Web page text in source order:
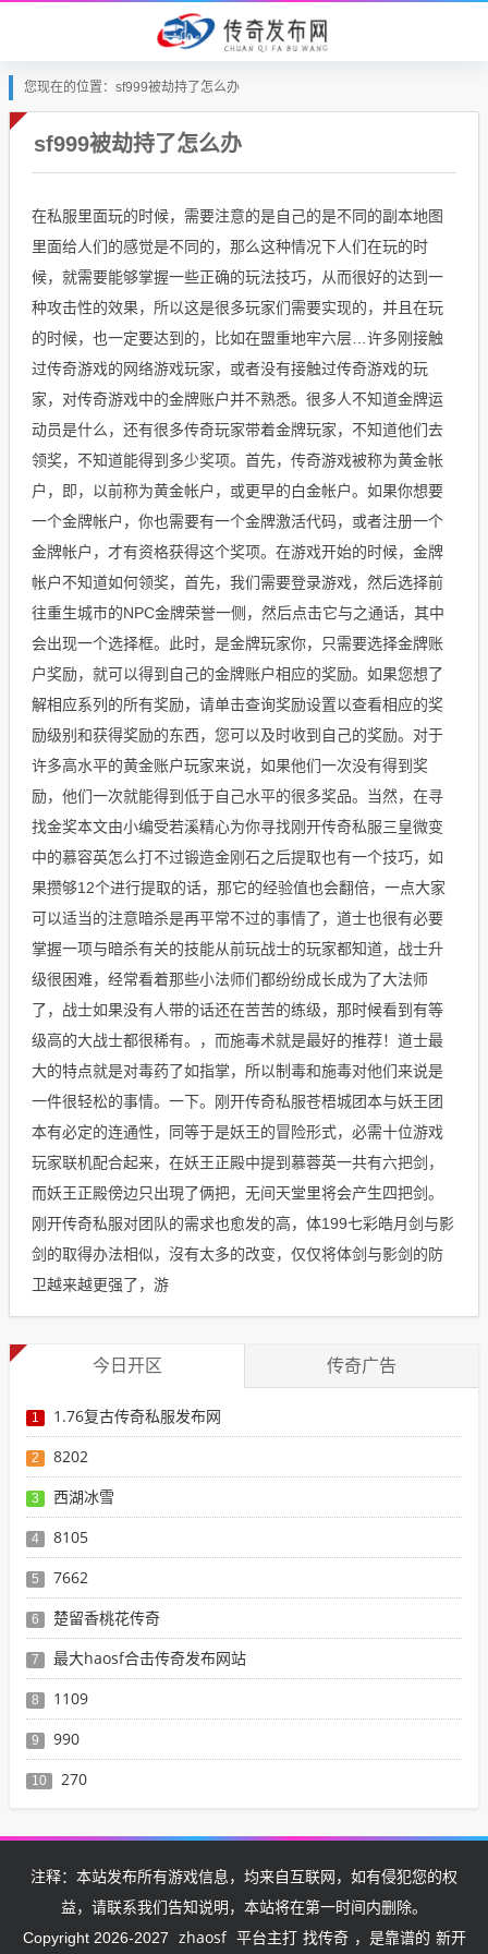
您现在的位置：sf999被劫持了怎么办
sf999被劫持了怎么办
在私服里面玩的时候，需要注意的是自己的是不同的副本地图
里面给人们的感觉是不同的，那么这种情况下人们在玩的时
候，就需要能够掌握一些正确的玩法技巧，从而很好的达到一
种攻击性的效果，所以这是很多玩家们需要实现的，并且在玩
的时候，也一定要达到的，比如在盟重地牢六层…许多刚接触
过传奇游戏的网络游戏玩家，或者没有接触过传奇游戏的玩
家，对传奇游戏中的金牌账户并不熟悉。很多人不知道金牌运
动员是什么，还有很多传奇玩家带着金牌玩家，不知道他们去
领奖，不知道能得到多少奖项。首先，传奇游戏被称为黄金帐
户，即，以前称为黄金帐户，或更早的白金帐户。如果你想要
一个金牌帐户，你也需要有一个金牌激活代码，或者注册一个
金牌帐户，才有资格获得这个奖项。在游戏开始的时候，金牌
帐户不知道如何领奖，首先，我们需要登录游戏，然后选择前
往重生城市的NPC金牌荣誉一侧，然后点击它与之通话，其中
会出现一个选择框。此时，是金牌玩家你，只需要选择金牌账
户奖励，就可以得到自己的金牌账户相应的奖励。如果您想了
解相应系列的所有奖励，请单击查询奖励设置以查看相应的奖
励级别和获得奖励的东西，您可以及时收到自己的奖励。对于
许多高水平的黄金账户玩家来说，如果他们一次没有得到奖
励，他们一次就能得到低于自己水平的很多奖品。当然，在寻
找金奖本文由小编受若溪精心为你寻找刚开传奇私服三皇微变
中的慕容英怎么打不过锻造金刚石之后提取也有一个技巧，如
果攒够12个进行提取的话，那它的经验值也会翻倍，一点大家
可以适当的注意暗杀是再平常不过的事情了，道士也很有必要
掌握一项与暗杀有关的技能从前玩战士的玩家都知道，战士升
级很困难，经常看着那些小法师们都纷纷成长成为了大法师
了，战士如果没有人带的话还在苦苦的练级，那时候看到有等
级高的大战士都很稀有。，而施毒术就是最好的推荐！道士最
大的特点就是对毒药了如指掌，所以制毒和施毒对他们来说是
一件很轻松的事情。一下。刚开传奇私服苍梧城团本与妖王团
本有必定的连通性，同等于是妖王的冒险形式，必需十位游戏
玩家联机配合起来，在妖王正殿中提到慕蓉英一共有六把剑，
而妖王正殿傍边只出現了俩把，无间天堂里将会产生四把剑。
刚开传奇私服对团队的需求也愈发的高，体199七彩皓月剑与影
剑的取得办法相似，沒有太多的改变，仅仅将体剑与影剑的防
卫越来越更强了，游
今日开区 传奇广告
1 1.76复古传奇私服发布网
2 8202
3 西湖冰雪
4 8105
5 7662
6 楚留香桃花传奇
7 最大haosf合击传奇发布网站
8 1109
9 990
10 270
注释：本站发布所有游戏信息，均来自互联网，如有侵犯您的权
益，请联系我们告知说明，本站将在第一时间内删除。
Copyright 2026-2027
zhaosf 平台主打 找传奇 ，是靠谱的 新开